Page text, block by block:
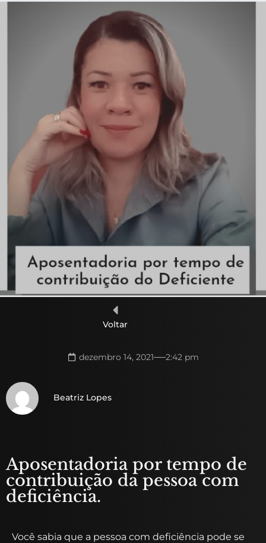
Voltar
dezembro 14, 2021 2:42 pm
Beatriz Lopes
Aposentadoria por tempo de
contribuição da pessoa com
deficiência.
Você sabia que a pessoa com deficiência pode se